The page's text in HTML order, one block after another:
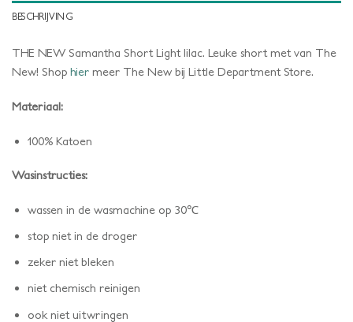
BESCHRIJVING
THE NEW Samantha Short Light lilac. Leuke short met van The
New! Shop hier meer The New bij Little Department Store.
Materiaal:
100% Katoen
Wasinstructies:
wassen in de wasmachine op 30℃
stop niet in de droger
zeker niet bleken
niet chemisch reinigen
ook niet uitwringen